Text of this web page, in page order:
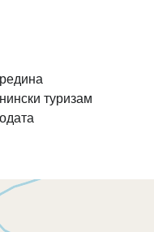
туризам